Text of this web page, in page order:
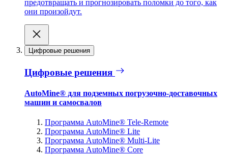
предотвращать и прогнозировать поломки до того, как
они произойдут.
Цифровые решения
Цифровые решения
AutoMine® для подземных погрузочно-доставочных
машин и самосвалов
Программа AutoMine® Tele-Remote
Программа AutoMine® Lite
Программа AutoMine® Multi-Lite
Программа AutoMine® Core